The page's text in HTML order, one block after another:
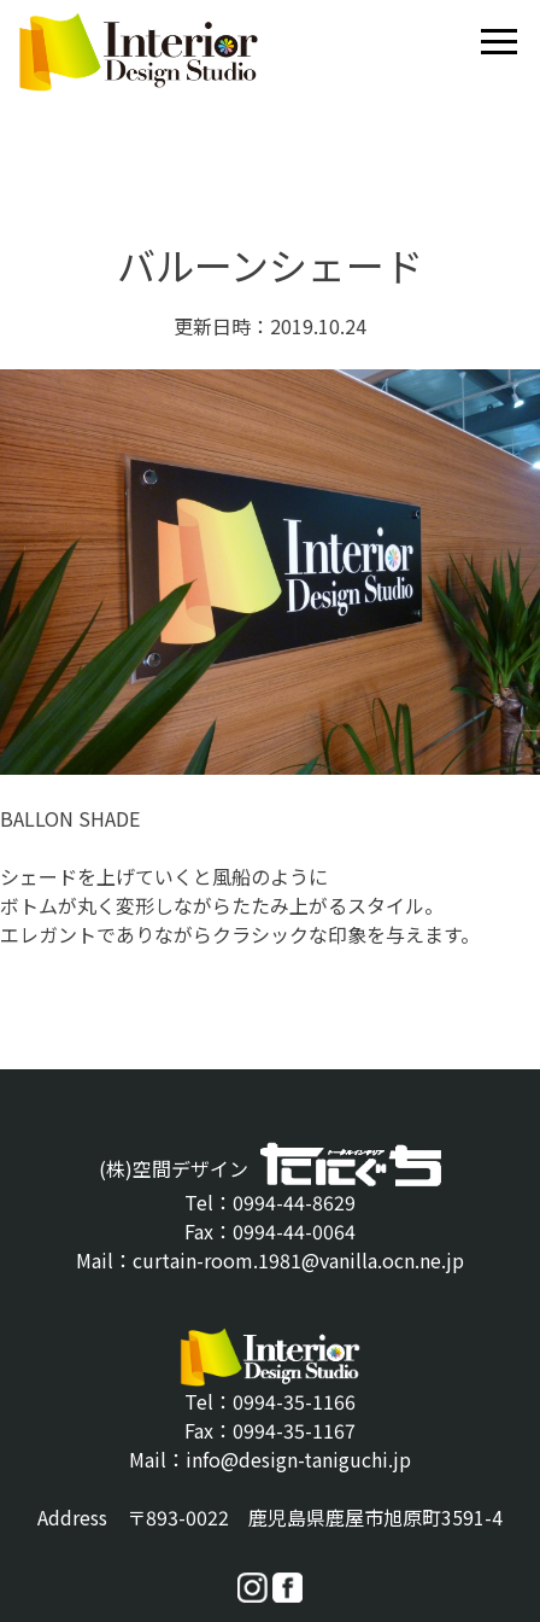
バルーンシェード
更新日時：2019.10.24
BALLON SHADE
シェードを上げていくと風船のように
ボトムが丸く変形しながらたたみ上がるスタイル。
エレガントでありながらクラシックな印象を与えます。
(株)空間デザイン
Tel：0994-44-8629
Fax：0994-44-0064
Mail：curtain-room.1981@vanilla.ocn.ne.jp
Tel：0994-35-1166
Fax：0994-35-1167
Mail：info@design-taniguchi.jp
Address 〒893-0022 鹿児島県鹿屋市旭原町3591-4